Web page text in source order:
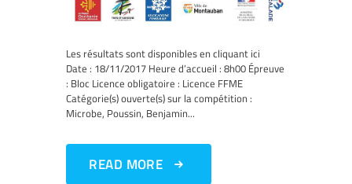
Les résultats sont disponibles en cliquant ici
Date : 18/11/2017 Heure d’accueil : 8h00 Épreuve
: Bloc Licence obligatoire : Licence FFME
Catégorie(s) ouverte(s) sur la compétition :
Microbe, Poussin, Benjamin...
READ MORE